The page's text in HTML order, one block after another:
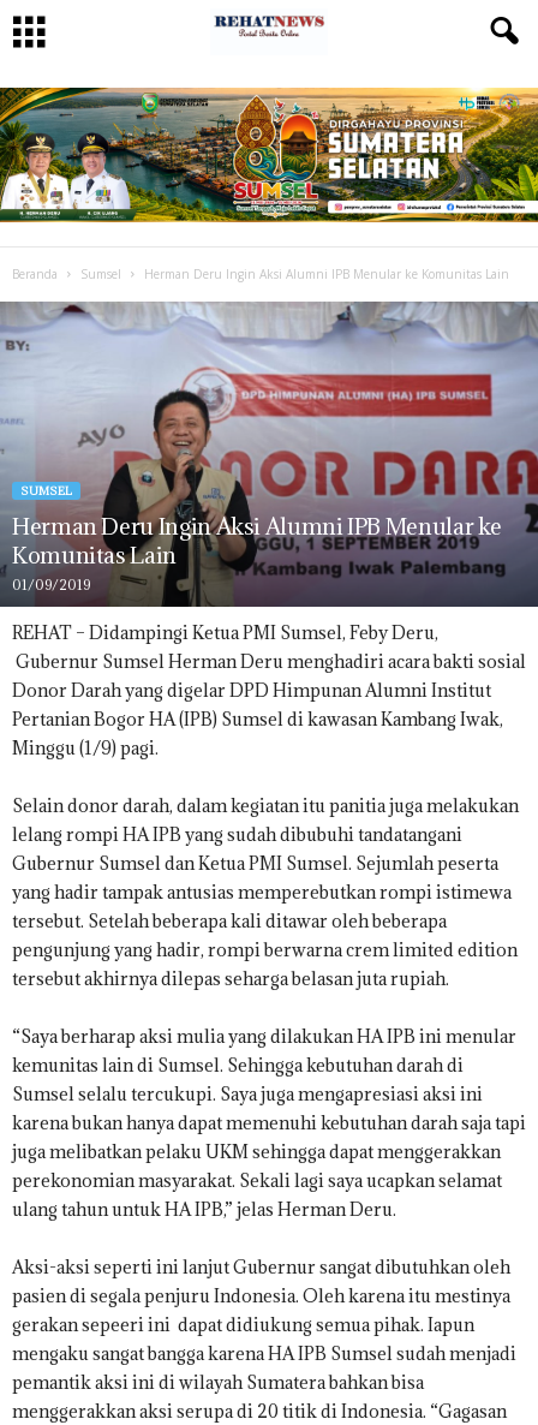
Beranda Sumsel Herman Deru Ingin Aksi Alumni IPB Menular ke Komunitas Lain
SUMSEL
Herman Deru Ingin Aksi Alumni IPB Menular ke
Komunitas Lain
01/09/2019
REHAT – Didampingi Ketua PMI Sumsel, Feby Deru,
Gubernur Sumsel Herman Deru menghadiri acara bakti sosial
Donor Darah yang digelar DPD Himpunan Alumni Institut
Pertanian Bogor HA (IPB) Sumsel di kawasan Kambang Iwak,
Minggu (1/9) pagi.
Selain donor darah, dalam kegiatan itu panitia juga melakukan
lelang rompi HA IPB yang sudah dibubuhi tandatangani
Gubernur Sumsel dan Ketua PMI Sumsel. Sejumlah peserta
yang hadir tampak antusias memperebutkan rompi istimewa
tersebut. Setelah beberapa kali ditawar oleh beberapa
pengunjung yang hadir, rompi berwarna crem limited edition
tersebut akhirnya dilepas seharga belasan juta rupiah.
“Saya berharap aksi mulia yang dilakukan HA IPB ini menular
kemunitas lain di Sumsel. Sehingga kebutuhan darah di
Sumsel selalu tercukupi. Saya juga mengapresiasi aksi ini
karena bukan hanya dapat memenuhi kebutuhan darah saja tapi
juga melibatkan pelaku UKM sehingga dapat menggerakkan
perekonomian masyarakat. Sekali lagi saya ucapkan selamat
ulang tahun untuk HA IPB,” jelas Herman Deru.
Aksi-aksi seperti ini lanjut Gubernur sangat dibutuhkan oleh
pasien di segala penjuru Indonesia. Oleh karena itu mestinya
gerakan sepeeri ini dapat didiukung semua pihak. Iapun
mengaku sangat bangga karena HA IPB Sumsel sudah menjadi
pemantik aksi ini di wilayah Sumatera bahkan bisa
menggerakkan aksi serupa di 20 titik di Indonesia. “Gagasan